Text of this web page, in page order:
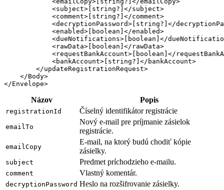
            <subject>[string?]</subject>
            <comment>[string?]</comment>
<decryptionPassword>[string?]</
            <enabled>[boolean]</enabled>
<dueNotifications>[boolean]</
            <rawData>[boolean]</rawData>
<requestBankAccount>[boolean]</
            <bankAccount>[string?]</bankAccount>
        </updateRegistrationRequest>
    </Body>
Názov Popis
registrationId Číselný identifikátor registrácie
emailTo
Nový e-mail pre príjmanie zásielok
registrácie.
emailCopy
E-mail, na ktorý budú chodiť kópie
zásielky.
subject Predmet príchodzieho e-mailu.
comment Vlastný komentár.
decryptionPassword Heslo na rozšifrovanie zásielky.